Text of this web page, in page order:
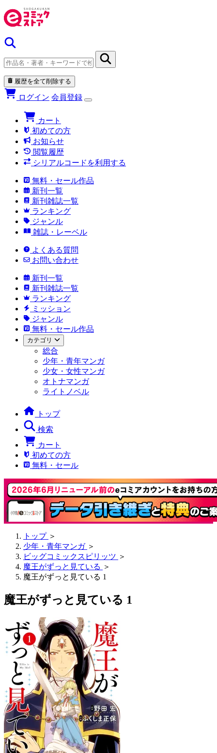
履歴を全て削除する
ログイン 会員登録
カート
初めての方
お知らせ
閲覧履歴
シリアルコードを利用する
無料・セール作品
新刊一覧
新刊雑誌一覧
ランキング
ジャンル
雑誌・レーベル
よくある質問
お問い合わせ
新刊一覧
新刊雑誌一覧
ランキング
ミッション
ジャンル
無料・セール作品
カテゴリ
総合
少年・青年マンガ
少女・女性マンガ
オトナマンガ
ライトノベル
トップ
検索
カート
初めての方
無料・セール
トップ ＞
少年・青年マンガ ＞
ビッグコミックスピリッツ ＞
魔王がずっと見ている ＞
魔王がずっと見ている 1
魔王がずっと見ている 1